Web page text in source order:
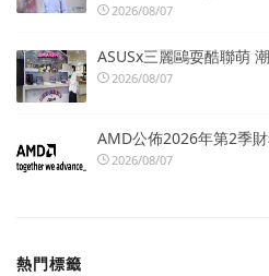
2026/08/07
ASUSx三麗鷗耍酷聯萌
2026/08/07
AMD公佈2026年第2季
2026/08/07
熱門標籤